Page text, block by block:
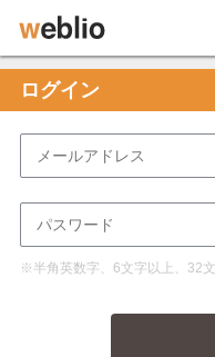
ログイン
※半角英数字、6文字以上、32